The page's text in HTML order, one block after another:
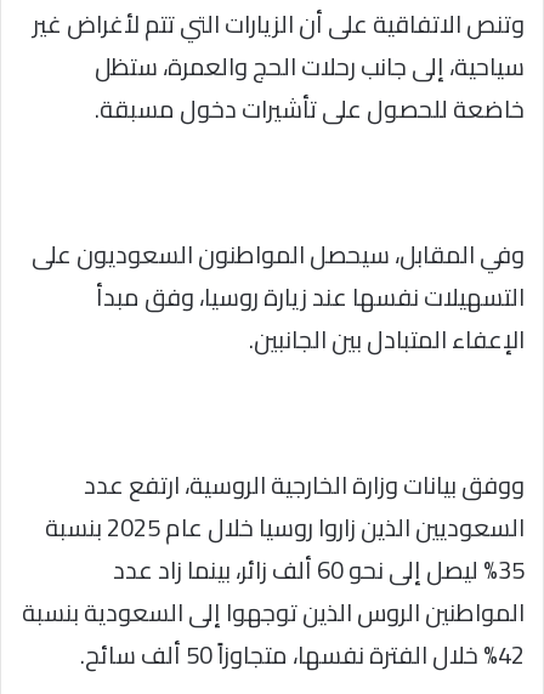
وتنص الاتفاقية على أن الزيارات التي تتم لأغراض غير
سياحية، إلى جانب رحلات الحج والعمرة، ستظل
خاضعة للحصول على تأشيرات دخول مسبقة.
وفي المقابل، سيحصل المواطنون السعوديون على
التسهيلات نفسها عند زيارة روسيا، وفق مبدأ
الإعفاء المتبادل بين الجانبين.
ووفق بيانات وزارة الخارجية الروسية، ارتفع عدد
السعوديين الذين زاروا روسيا خلال عام 2025 بنسبة
35% ليصل إلى نحو 60 ألف زائر، بينما زاد عدد
المواطنين الروس الذين توجهوا إلى السعودية بنسبة
42% خلال الفترة نفسها، متجاوزاً 50 ألف سائح.